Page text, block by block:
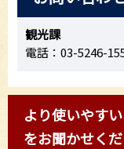
観光課
電話：03-5246-
より使いやす
をお聞かせくだ